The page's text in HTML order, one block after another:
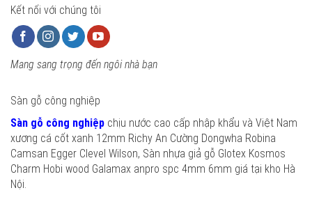
Kết nối với chúng tôi
Mang sang trọng đến ngôi nhà bạn
Sàn gỗ công nghiệp
Sàn gỗ công nghiệp chịu nước cao cấp nhập khẩu và Việt Nam
xương cá cốt xanh 12mm Richy An Cường Dongwha Robina
Camsan Egger Clevel Wilson, Sàn nhựa giả gỗ Glotex Kosmos
Charm Hobi wood Galamax anpro spc 4mm 6mm giá tại kho Hà
Nội.